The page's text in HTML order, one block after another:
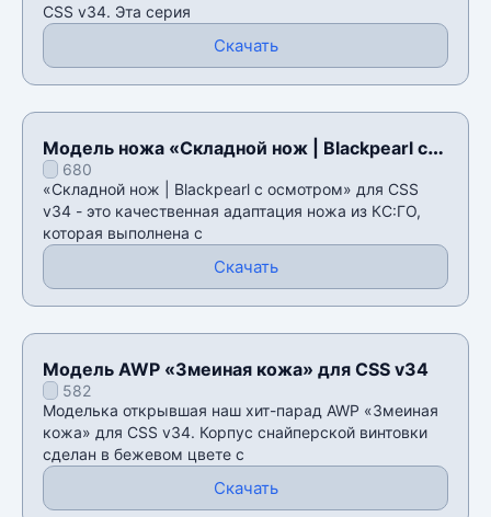
CSS v34. Эта серия
Скачать
Модель ножа «Складной нож | Blackpearl с
осмотром» для CSS v34
680
«Складной нож | Blackpearl с осмотром» для CSS
v34 - это качественная адаптация ножа из КС:ГО,
которая выполнена с
Скачать
Модель AWP «Змеиная кожа» для CSS v34
582
Моделька открывшая наш хит-парад AWP «Змеиная
кожа» для CSS v34. Корпус снайперской винтовки
сделан в бежевом цвете с
Скачать